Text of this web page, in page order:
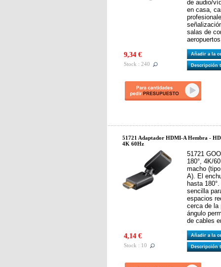
de audio/
en casa,
salas de
9,34 €
Stock : 240
Añadir a la
Descripción
51721 Adaptador HDMI-A Hembra -
4K 60Hz
51721
180°, 4K/
macho
A). El
hasta
sencilla
espacios
cerca de la
ángulo
de cables
4,14 €
Stock : 10
Añadir a la
Descripción